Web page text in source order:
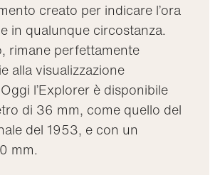
creato per indicare l’ora
in qualunque circostanza.
rimane perfettamente
alla visualizzazione
l’Explorer è disponibile
di 36 mm, come quello del
del 1953, e con un
mm.